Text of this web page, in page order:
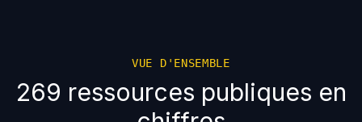
VUE D'ENSEMBLE
269 ressources publiques en